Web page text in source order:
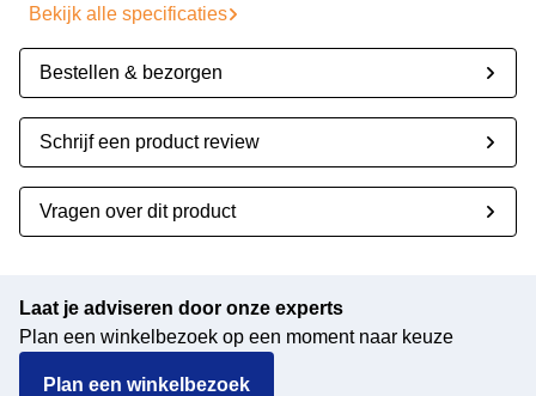
Bekijk alle specificaties
Bestellen & bezorgen
Schrijf een product review
Vragen over dit product
Laat je adviseren door onze experts
Plan een winkelbezoek op een moment naar keuze
Plan een winkelbezoek